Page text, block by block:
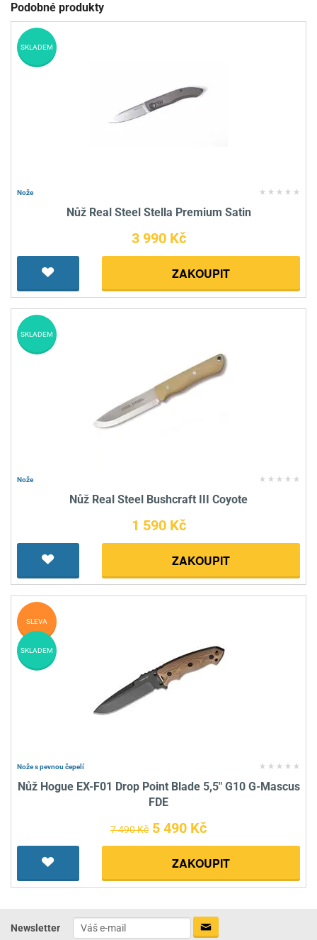
Podobné produkty
Nože
Nůž Real Steel Stella Premium Satin
3 990 Kč
ZAKOUPIT
SKLADEM
Nože
Nůž Real Steel Bushcraft III Coyote
1 590 Kč
ZAKOUPIT
SKLADEM
Nože s pevnou čepelí
Nůž Hogue EX-F01 Drop Point Blade 5,5" G10 G-Mascus
FDE
7 490 Kč 5 490 Kč
ZAKOUPIT
SLEVA
SKLADEM
Newsletter